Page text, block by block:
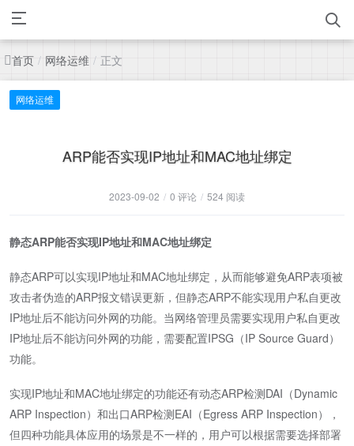
首页 / 网络运维 / 正文
网络运维
ARP能否实现IP地址和MAC地址绑定
2023-09-02 / 0 评论 / 524 阅读
静态ARP能否实现IP地址和MAC地址绑定
静态ARP可以实现IP地址和MAC地址绑定，从而能够避免ARP表项被
攻击者伪造的ARP报文错误更新，但静态ARP不能实现用户私自更改
IP地址后不能访问外网的功能。当网络管理员需要实现用户私自更改
IP地址后不能访问外网的功能，需要配置IPSG（IP Source Guard）
功能。
实现IP地址和MAC地址绑定的功能还有动态ARP检测DAI（Dynamic
ARP Inspection）和出口ARP检测EAI（Egress ARP Inspection），
但四种功能具体应用的场景是不一样的，用户可以根据需要选择部署